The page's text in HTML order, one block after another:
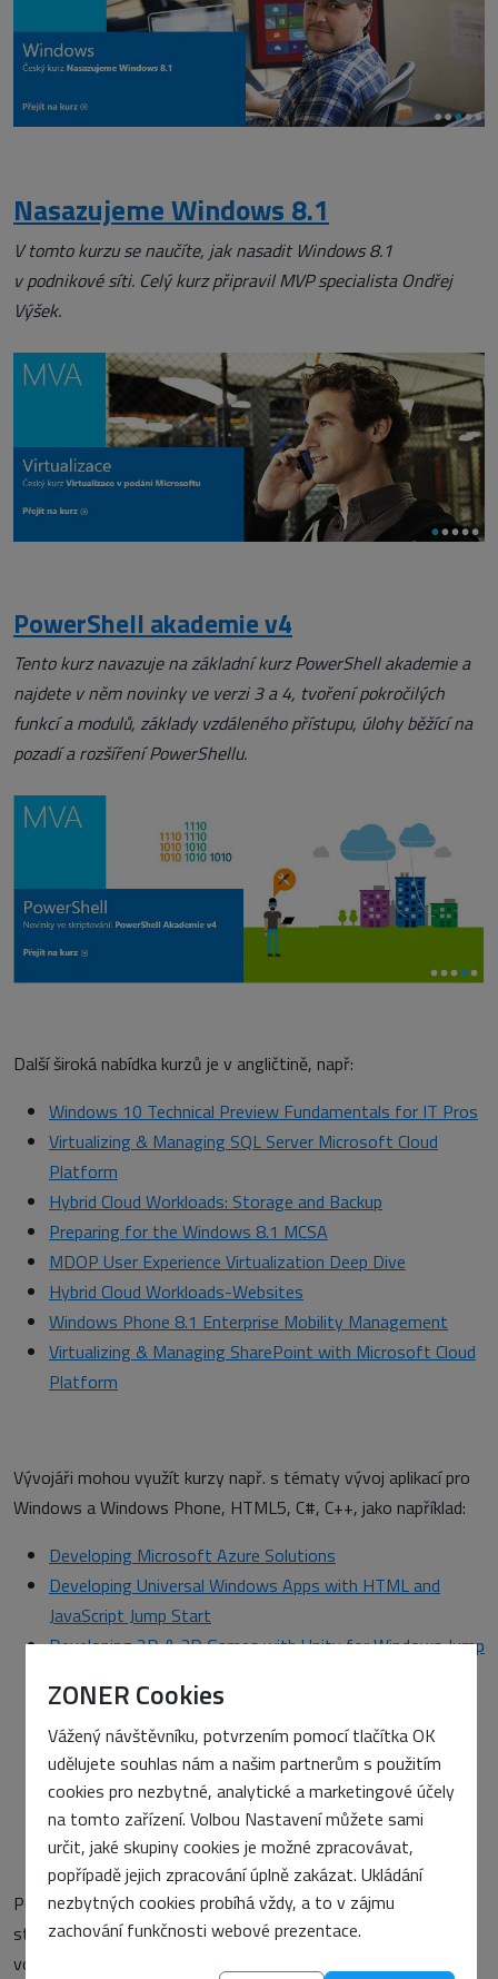
ZONER Cookies
Vážený návštěvníku, potvrzením pomocí tlačítka OK
udělujete souhlas nám a našim partnerům s použitím
cookies pro nezbytné, analytické a marketingové účely
na tomto zařízení. Volbou Nastavení můžete sami
určit, jaké skupiny cookies je možné zpracovávat,
popřípadě jejich zpracování úplně zakázat. Ukládání
nezbytných cookies probíhá vždy, a to v zájmu
zachování funkčnosti webové prezentace.
Nasazujeme Windows 8.1
V tomto kurzu se naučíte, jak nasadit Windows 8.1
v podnikové síti. Celý kurz připravil MVP specialista Ondřej
Výšek.
PowerShell akademie v4
Tento kurz navazuje na základní kurz PowerShell akademie a
najdete v něm novinky ve verzi 3 a 4, tvoření pokročilých
funkcí a modulů, základy vzdáleného přístupu, úlohy běžící na
pozadí a rozšíření PowerShellu.
Další široká nabídka kurzů je v angličtině, např:
Windows 10 Technical Preview Fundamentals for IT Pros
Virtualizing & Managing SQL Server Microsoft Cloud
Platform
Hybrid Cloud Workloads: Storage and Backup
Preparing for the Windows 8.1 MCSA
MDOP User Experience Virtualization Deep Dive
Hybrid Cloud Workloads-Websites
Windows Phone 8.1 Enterprise Mobility Management
Virtualizing & Managing SharePoint with Microsoft Cloud
Platform
Vývojáři mohou využít kurzy např. s tématy vývoj aplikací pro
Windows a Windows Phone, HTML5, C#, C++, jako například:
Developing Microsoft Azure Solutions
Developing Universal Windows Apps with HTML and
JavaScript Jump Start
Developing 2D & 3D Games with Unity for Windows Jump
Developing ASP.NET MVC 4 Web Applications Jump Start
Windows Store Apps with HTML5 Refresh Jump Start
Essentials of Developing Windows Store Apps using C#
Jump Start
Developing Windows Azure and Web Services Jump Start
PHP for Azure
Pokud vás některý z kurzů zaujal, neváhejte a vyzkoušejte
studium na MVA. A pokud hledané téma nenajdete, využijte
volbu „Napište nám svůj názor“ na hlavní stránce MVA a